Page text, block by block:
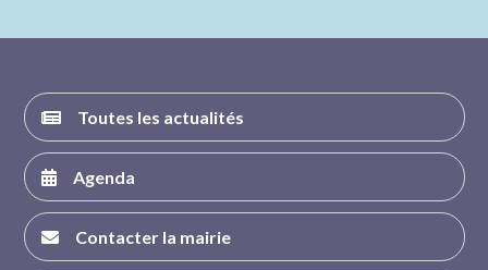
Toutes les actualités
Agenda
Contacter la mairie